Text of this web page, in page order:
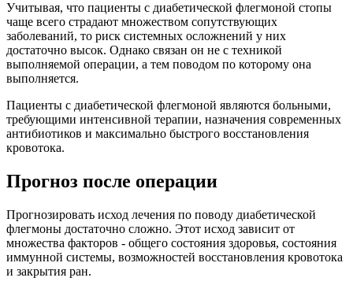
Учитывая, что пациенты с диабетической флегмоной стопы
чаще всего страдают множеством сопутствующих
заболеваний, то риск системных осложнений у них
достаточно высок. Однако связан он не с техникой
выполняемой операции, а тем поводом по которому она
выполняется.
Пациенты с диабетической флегмоной являются больными,
требующими интенсивной терапии, назначения современных
антибиотиков и максимально быстрого восстановления
кровотока.
Прогноз после операции
Прогнозировать исход лечения по поводу диабетической
флегмоны достаточно сложно. Этот исход зависит от
множества факторов - общего состояния здоровья, состояния
иммунной системы, возможностей восстановления кровотока
и закрытия ран.